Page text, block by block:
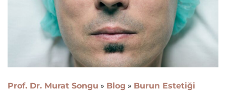
Prof. Dr. Murat Songu » Blog » Burun Estetiği